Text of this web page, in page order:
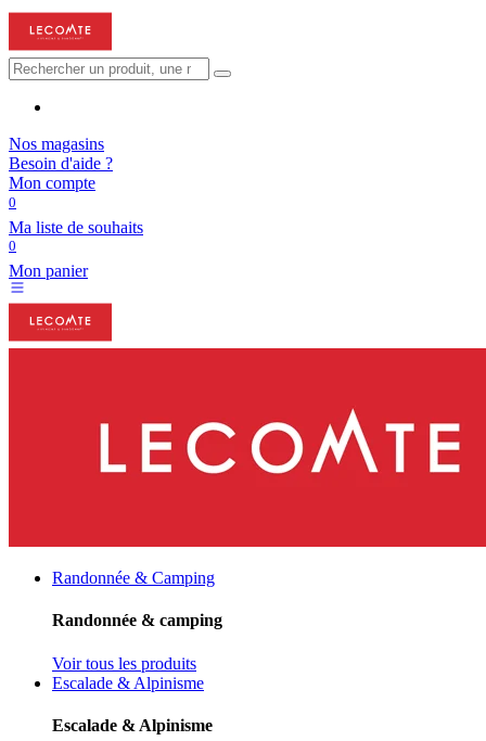
Nos magasins
Besoin d'aide ?
Mon compte
0
Ma liste de souhaits
0
Mon panier
Randonnée & Camping
Randonnée & camping
Voir tous les produits
Escalade & Alpinisme
Escalade & Alpinisme